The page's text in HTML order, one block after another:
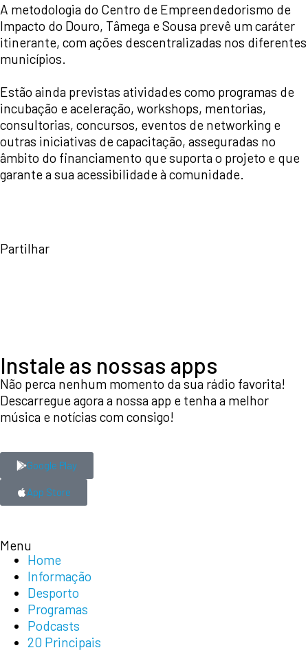
A metodologia do Centro de Empreendedorismo de
Impacto do Douro, Tâmega e Sousa prevê um caráter
itinerante, com ações descentralizadas nos diferentes
municípios.
Estão ainda previstas atividades como programas de
incubação e aceleração, workshops, mentorias,
consultorias, concursos, eventos de networking e
outras iniciativas de capacitação, asseguradas no
âmbito do financiamento que suporta o projeto e que
garante a sua acessibilidade à comunidade.
Partilhar
Instale as nossas apps
Não perca nenhum momento da sua rádio favorita!
Descarregue agora a nossa app e tenha a melhor
música e notícias com consigo!
Google Play
App Store
Menu
Home
Informação
Desporto
Programas
Podcasts
20 Principais